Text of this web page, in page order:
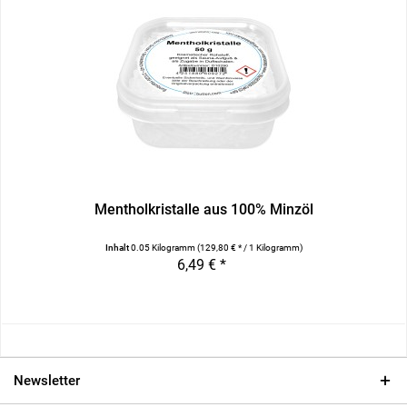
Mentholkristalle aus 100% Minzöl
Inhalt0.05 Kilogramm(129,80 € * / 1 Kilogramm)
6,49 € *
Newsletter